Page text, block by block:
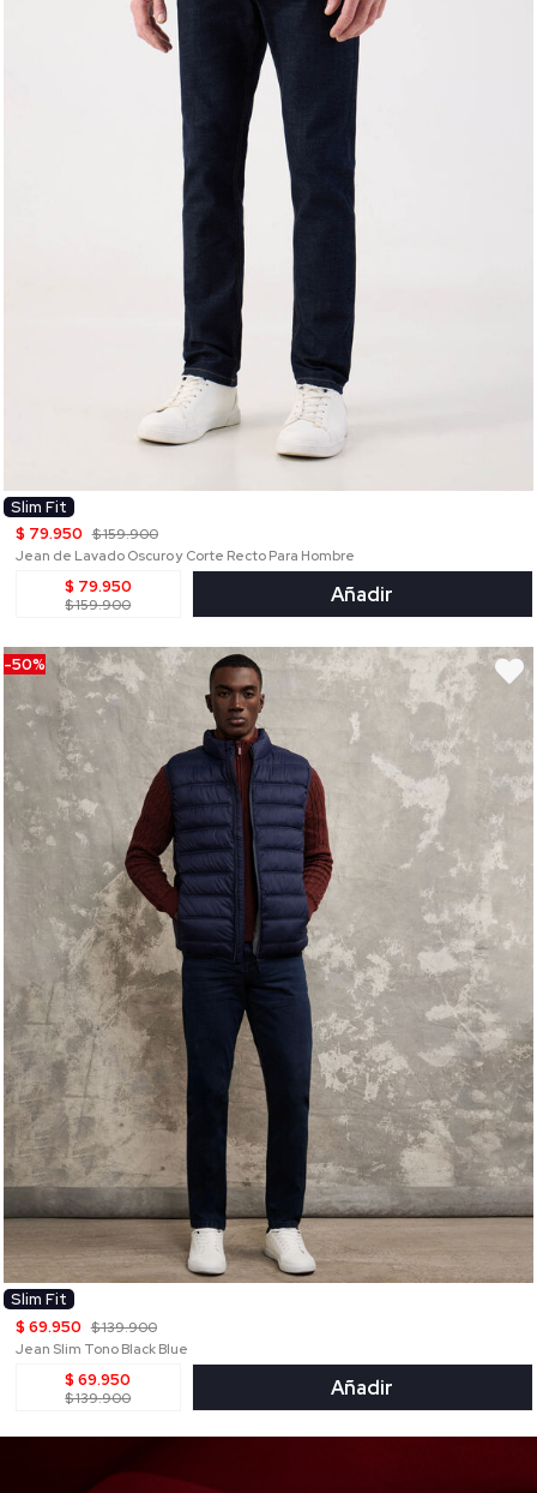
Slim Fit
$ 79.950 $ 159.900
Jean de Lavado Oscuro y Corte Recto Para Hombre
$ 79.950
$ 159.900 Añadir
-50%
Slim Fit
$ 69.950 $ 139.900
Jean Slim Tono Black Blue
$ 69.950
$ 139.900 Añadir